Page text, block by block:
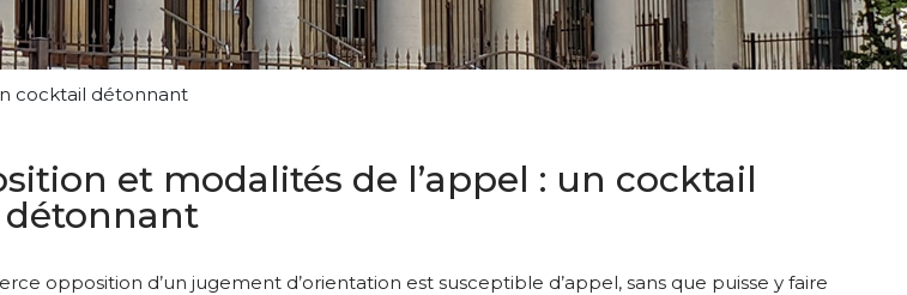
cocktail détonnant
et modalités de l’appel : un cocktail
détonnant
opposition d’un jugement d’orientation est susceptible d’appel, sans que puisse y faire